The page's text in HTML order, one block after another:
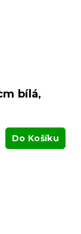
bílá,
Do Košíku